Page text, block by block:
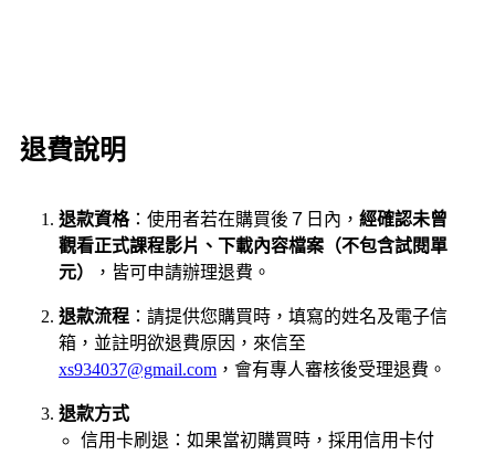
退費說明
退款資格：使用者若在購買後７日內， 經確認未曾
觀看正式課程影片、下載內容檔案（不包含試閱單
元）
，皆可申請辦理退費。
退款流程 ：請提供您購買時，填寫的姓名及電子信
箱，並註明欲退費原因，來信至
xs934037@gmail.com ，會有專人審核後受理退費。
退款方式
信用卡刷退：如果當初購買時，採用信用卡付